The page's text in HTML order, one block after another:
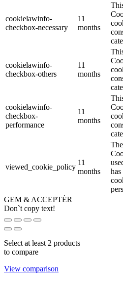
cookielawinfo-
checkbox-necessary
11
months
cookielawinfo-
checkbox-others
11
months
cookielawinfo-
checkbox-
performance
11
months
viewed_cookie_policy
11
months
GEM & ACCEPTÈR
Don`t copy text!
Select at least 2 products
to compare
View comparison